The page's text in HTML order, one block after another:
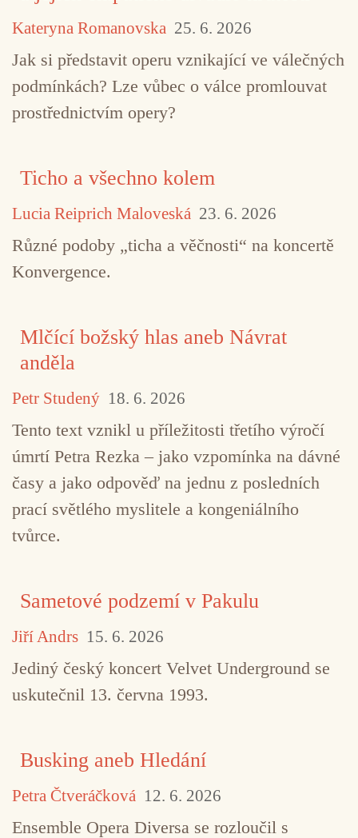
Kateryna Romanovska 25. 6. 2026
Jak si představit operu vznikající ve válečných
podmínkách? Lze vůbec o válce promlouvat
prostřednictvím opery?
Ticho a všechno kolem
Lucia Reiprich Maloveská 23. 6. 2026
Různé podoby „ticha a věčnosti“ na koncertě
Konvergence.
Mlčící božský hlas aneb Návrat
anděla
Petr Studený 18. 6. 2026
Tento text vznikl u příležitosti třetího výročí
úmrtí Petra Rezka – jako vzpomínka na dávné
časy a jako odpověď na jednu z posledních
prací světlého myslitele a kongeniálního
tvůrce.
Sametové podzemí v Pakulu
Jiří Andrs 15. 6. 2026
Jediný český koncert Velvet Underground se
uskutečnil 13. června 1993.
Busking aneb Hledání
Petra Čtveráčková 12. 6. 2026
Ensemble Opera Diversa se rozloučil s